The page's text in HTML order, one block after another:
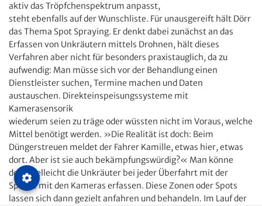
aktiv das Tröpfchenspektrum anpasst,
steht ebenfalls auf der Wunschliste. Für unausgereift hält Dörr
das Thema Spot Spraying. Er denkt dabei zunächst an das
Erfassen von Unkräutern mittels Drohnen, hält dieses
Verfahren aber nicht für besonders praxistauglich, da zu
aufwendig: Man müsse sich vor der Behandlung einen
Dienstleister suchen, Termine machen und Daten
austauschen. Direkteinspeisungssysteme mit
Kamerasensorik
wiederum seien zu träge oder wüssten nicht im Voraus, welche
Mittel benötigt werden. »Die Realität ist doch: Beim
Düngerstreuen meldet der Fahrer Kamille, etwas hier, etwas
dort. Aber ist sie auch bekämpfungswürdig?« Man könne
doch vielleicht die Unkräuter bei jeder Überfahrt mit der
Spritze mit den Kameras erfassen. Diese Zonen oder Spots
lassen sich dann gezielt anfahren und behandeln. Im Lauf der